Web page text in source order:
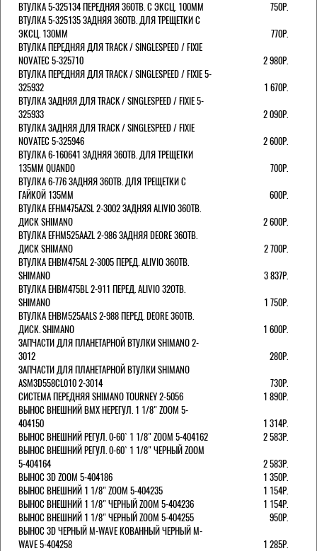
ВТУЛКА 5-325134 ПЕРЕДНЯЯ 36ОТВ. С ЭКСЦ. 100ММ
750Р.
ВТУЛКА 5-325135 ЗАДНЯЯ 36ОТВ. ДЛЯ ТРЕЩЕТКИ С
ЭКСЦ. 130ММ
770Р.
ВТУЛКА ПЕРЕДНЯЯ ДЛЯ TRACK / SINGLESPEED / FIXIE
NOVATEC 5-325710
2 980Р.
ВТУЛКА ПЕРЕДНЯЯ ДЛЯ TRACK / SINGLESPEED / FIXIE 5-
325932
1 670Р.
ВТУЛКА ЗАДНЯЯ ДЛЯ TRACK / SINGLESPEED / FIXIE 5-
325933
2 090Р.
ВТУЛКА ЗАДНЯЯ ДЛЯ TRACK / SINGLESPEED / FIXIE
NOVATEC 5-325946
2 600Р.
ВТУЛКА 6-160641 ЗАДНЯЯ 36ОТВ. ДЛЯ ТРЕЩЕТКИ
135ММ QUANDO
700Р.
ВТУЛКА 6-776 ЗАДНЯЯ 36ОТВ. ДЛЯ ТРЕЩЕТКИ С
ГАЙКОЙ 135ММ
600Р.
ВТУЛКА EFHM475AZSL 2-3002 ЗАДНЯЯ ALIVIO 36ОТВ.
ДИСК SHIMANO
2 600Р.
ВТУЛКА EFHM525AAZL 2-986 ЗАДНЯЯ DEORE 36ОТВ.
ДИСК SHIMANO
2 700Р.
ВТУЛКА EHBM475AL 2-3005 ПЕРЕД. ALIVIO 36ОТВ.
SHIMANO
3 837Р.
ВТУЛКА EHBM475BL 2-911 ПЕРЕД. ALIVIO 32ОТВ.
SHIMANO
1 750Р.
ВТУЛКА EHBM525AALS 2-988 ПЕРЕД. DEORE 36ОТВ.
ДИСК. SHIMANO
1 600Р.
ЗАПЧАСТИ ДЛЯ ПЛАНЕТАРНОЙ ВТУЛКИ SHIMANO 2-
3012
280Р.
ЗАПЧАСТИ ДЛЯ ПЛАНЕТАРНОЙ ВТУЛКИ SHIMANO
ASM3D558CL010 2-3014
730Р.
СИСТЕМА ПЕРЕДНЯЯ SHIMANO TOURNEY 2-5056
1 890Р.
ВЫНОС ВНЕШНИЙ BMX НЕРЕГУЛ. 1 1/8" ZOOM 5-
404150
1 314Р.
ВЫНОС ВНЕШНИЙ РЕГУЛ. 0-60` 1 1/8" ZOOM 5-404162
2 583Р.
ВЫНОС ВНЕШНИЙ РЕГУЛ. 0-60` 1 1/8" ЧЕРНЫЙ ZOOM
5-404164
2 583Р.
ВЫНОС 3D ZOOM 5-404186
1 350Р.
ВЫНОС ВНЕШНИЙ 1 1/8" ZOOM 5-404235
1 154Р.
ВЫНОС ВНЕШНИЙ 1 1/8" ЧЕРНЫЙ ZOOM 5-404236
1 154Р.
ВЫНОС ВНЕШНИЙ 1 1/8" ЧЕРНЫЙ ZOOM 5-404255
950Р.
ВЫНОС 3D ЧЕРНЫЙ M-WAVE КОВАННЫЙ ЧЕРНЫЙ M-
WAVE 5-404258
1 285Р.